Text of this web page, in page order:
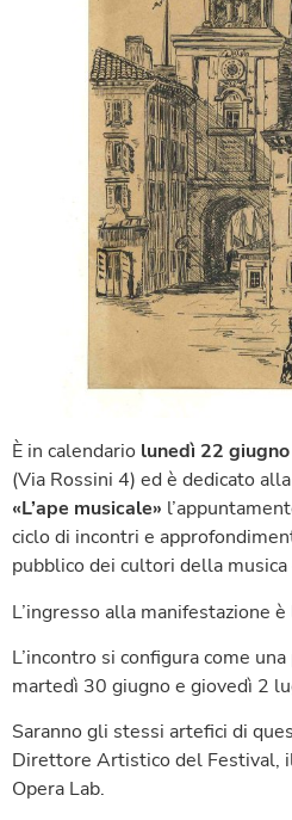
È in calendario lunedì 22 giugno
(Via Rossini 4) ed è dedicato
«L’ape musicale»
ciclo di incontri e
pubblico dei cultori della
L’ingresso alla manifestazione
L’incontro si configura come
martedì 30 giugno e giovedì 2
Saranno gli stessi artefici di
Direttore Artistico del Festival,
Opera Lab.